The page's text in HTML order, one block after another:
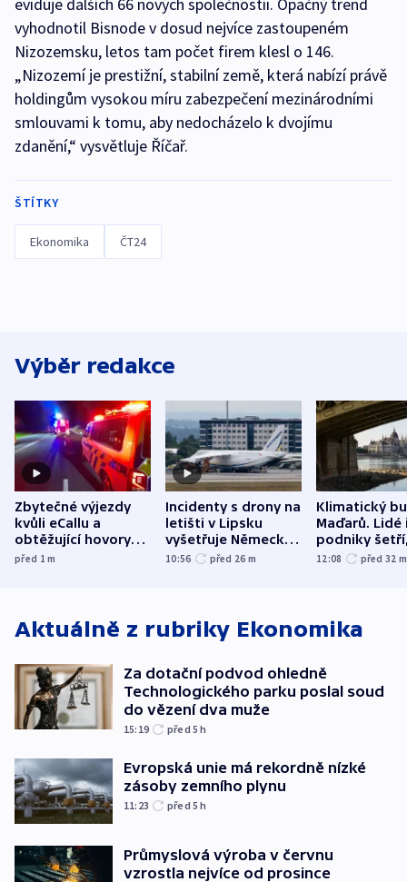
eviduje dalších 66 nových společnostíi. Opačný trend
vyhodnotil Bisnode v dosud nejvíce zastoupeném
Nizozemsku, letos tam počet firem klesl o 146.
„Nizozemí je prestižní, stabilní země, která nabízí právě
holdingům vysokou míru zabezpečení mezinárodními
smlouvami k tomu, aby nedocházelo k dvojímu
zdanění,“ vysvětluje Říčař.
ŠTÍTKY
Ekonomika ČT24
Výběr redakce
Zbytečné výjezdy
kvůli eCallu a
obtěžující hovory
zdržují záchranáře
před 1m
Incidenty s drony na
letišti v Lipsku
vyšetřuje Německo
jako úmyslný pokus
10:56 před 26 m
Klimatický
Maďarů. Lidé
podniky
omezuje se
12:08 před 32 m
Aktuálně z rubriky Ekonomika
Za dotační podvod ohledně
Technologického parku poslal soud
do vězení dva muže
15:19 před 5h
Evropská unie má rekordně nízké
zásoby zemního plynu
11:23 před 5h
Průmyslová výroba v červnu
vzrostla nejvíce od prosince